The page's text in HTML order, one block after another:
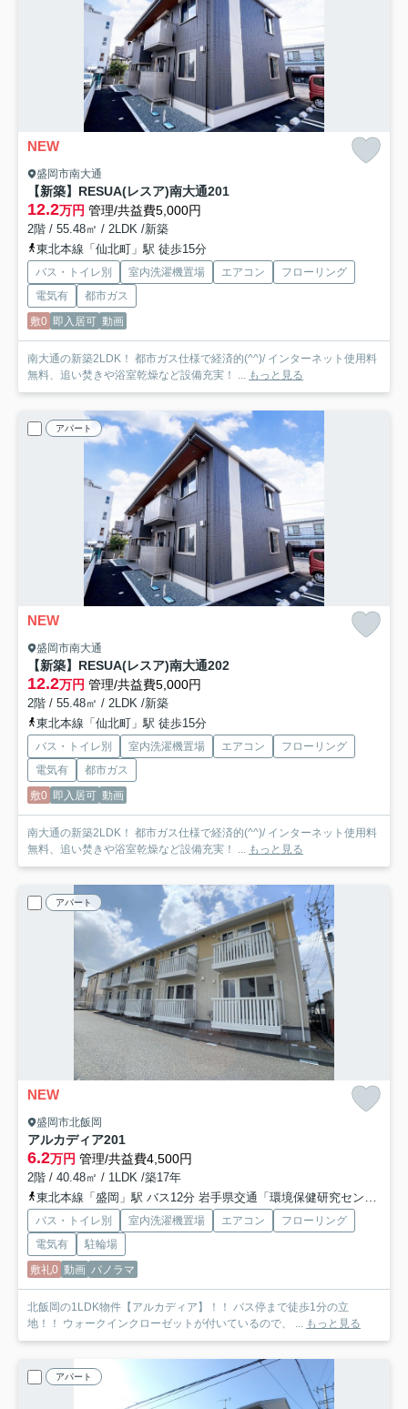
NEW
盛岡市南大通
【新築】RESUA(レスア)南大通201
12.2万円 管理/共益費5,000円
2階 / 55.48㎡ / 2LDK /新築
東北本線「仙北町」駅 徒歩15分
バス・トイレ別 室内洗濯機置場 エアコン
フローリング
電気有
都市ガス
敷0 即入居可 動画
南大通の新築2LDK！ 都市ガス仕様で経済的(^^)/ インターネット使用料
無料、追い焚きや浴室乾燥など設備充実！ ...
もっと見る
アパート
NEW
盛岡市南大通
【新築】RESUA(レスア)南大通202
12.2万円 管理/共益費5,000円
2階 / 55.48㎡ / 2LDK /新築
東北本線「仙北町」駅 徒歩15分
バス・トイレ別 室内洗濯機置場 エアコン
フローリング
電気有
都市ガス
敷0 即入居可 動画
南大通の新築2LDK！ 都市ガス仕様で経済的(^^)/ インターネット使用料
無料、追い焚きや浴室乾燥など設備充実！ ...
もっと見る
アパート
NEW
盛岡市北飯岡
アルカディア201
6.2万円 管理/共益費4,500円
2階 / 40.48㎡ / 1LDK /築17年
東北本線「盛岡」駅 バス12分 岩手県交通「環境保健研究センター」 停歩1分
バス・トイレ別 室内洗濯機置場 エアコン
フローリング
電気有
駐輪場
敷礼0 動画 パノラマ
北飯岡の1LDK物件【アルカディア】！！ バス停まで徒歩1分の立
地！！ ウォークインクローゼットが付いているので、 ...
もっと見る
アパート